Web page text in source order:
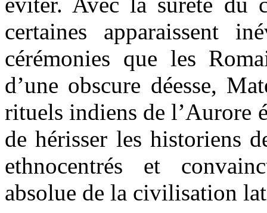
certaines apparaissent
cérémonies que les
d’une obscure déesse,
rituels indiens de l’Aurore
de hérisser les historiens
ethnocentrés et
absolue de la civilisation